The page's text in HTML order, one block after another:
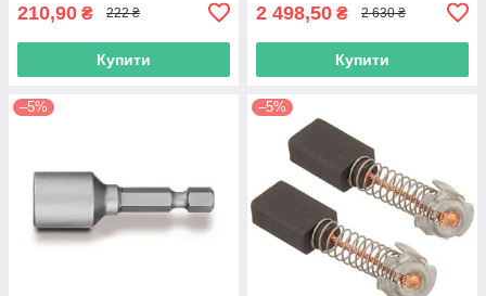
210,90 ₴ 222 ₴
Купити
2 498,50 ₴ 2 630 ₴
Купити
–5% –5%